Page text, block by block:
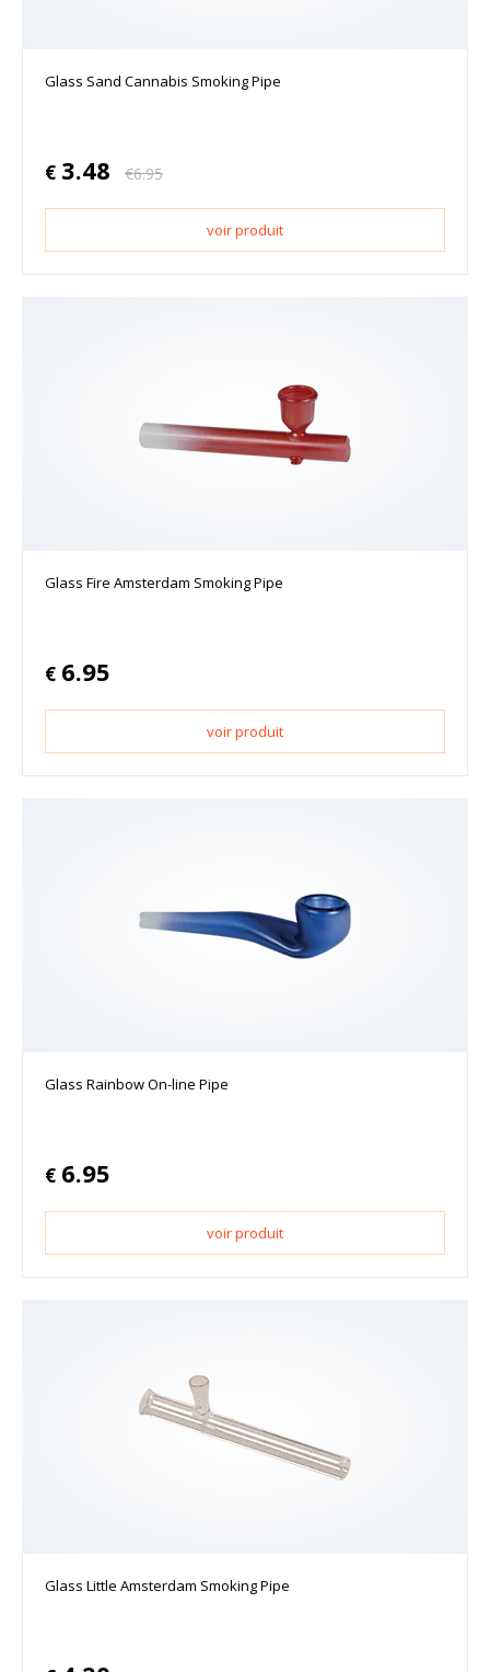
Glass Sand Cannabis Smoking Pipe
€ 3.48 €6.95
voir produit
Glass Fire Amsterdam Smoking Pipe
€ 6.95
voir produit
Glass Rainbow On-line Pipe
€ 6.95
voir produit
Glass Little Amsterdam Smoking Pipe